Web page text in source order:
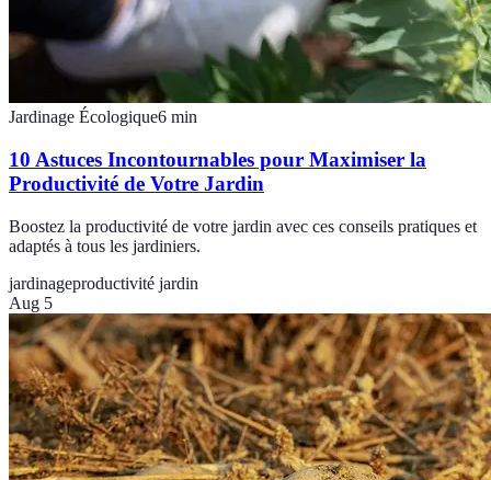
Jardinage Écologique6 min
10 Astuces Incontournables pour Maximiser la
Productivité de Votre Jardin
Boostez la productivité de votre jardin avec ces conseils pratiques et
adaptés à tous les jardiniers.
jardinageproductivité jardin
Aug 5